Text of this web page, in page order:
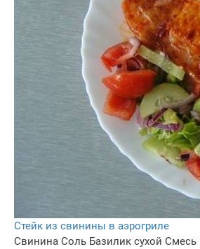
Стейк из свинины в аэрогриле
Свинина Соль Базилик сухой Смесь